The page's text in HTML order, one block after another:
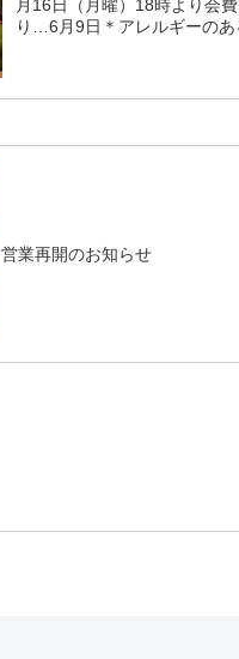
月16日（月曜）18時より会
り…6月9日＊アレルギーのあ
営業再開のお知らせ